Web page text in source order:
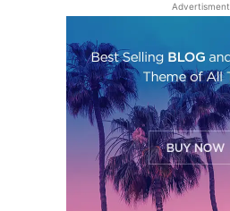
Advertisment